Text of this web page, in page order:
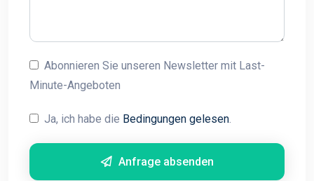
Abonnieren Sie unseren Newsletter mit Last-
Minute-Angeboten
Ja, ich habe die Bedingungen gelesen
Anfrage absenden